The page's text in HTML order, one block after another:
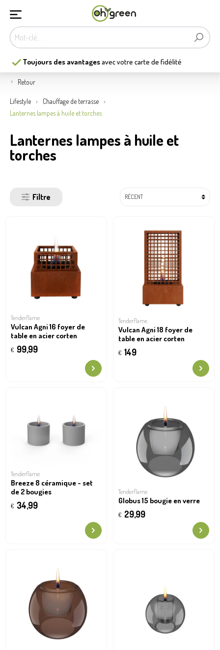
Les13plus belles jardineriesde Belgique
Retour
Lifestyle
Chauffage de terrasse
Lanternes lampes à huile et torches
Lanternes lampes à huile et
torches
Filtre
Tenderflame
Vulcan Agni 16 foyer de
table en acier corten
€ 99,99
Tenderflame
Vulcan Agni 18 foyer de
table en acier corten
€ 149
Tenderflame
Breeze 8 céramique - set
de 2 bougies
€ 34,99
Tenderflame
Globus 15 bougie en verre
€ 29,99